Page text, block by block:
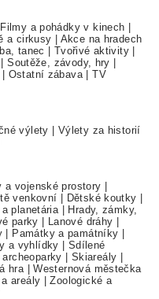
Filmy a pohádky v kinech
a cirkusy
Akce na hradech
tanec Tvořivé aktivity
|Soutěže, závody, hry
Ostatní zábava |TV
výlety
Výlety za historií
a vojenské prostory
venkovní Dětské koutky
planetária
Hrady, zámky,
parky Lanové dráhy
Památky a památníky
a vyhlídky
Sdílené
Skiareály
hra |Westernová městečka
areály |Zoologické a